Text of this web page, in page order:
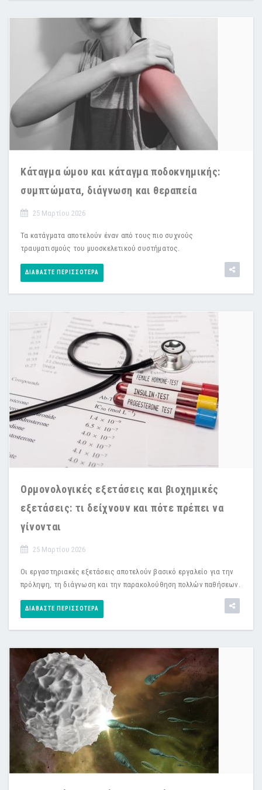
Κάταγμα ώμου και κάταγμα ποδοκνημικής:
συμπτώματα, διάγνωση και θεραπεία
25 Μαρτίου 2026
Τα κατάγματα αποτελούν έναν από τους πιο συχνούς
τραυματισμούς του μυοσκελετικού συστήματος.
ΔΙΑΒΆΣΤΕ ΠΕΡΙΣΣΌΤΕΡΑ
Ορμονολογικές εξετάσεις και βιοχημικές
εξετάσεις: τι δείχνουν και πότε πρέπει να
γίνονται
25 Μαρτίου 2026
Οι εργαστηριακές εξετάσεις αποτελούν βασικό εργαλείο για την
πρόληψη, τη διάγνωση και την παρακολούθηση πολλών παθήσεων.
ΔΙΑΒΆΣΤΕ ΠΕΡΙΣΣΌΤΕΡΑ